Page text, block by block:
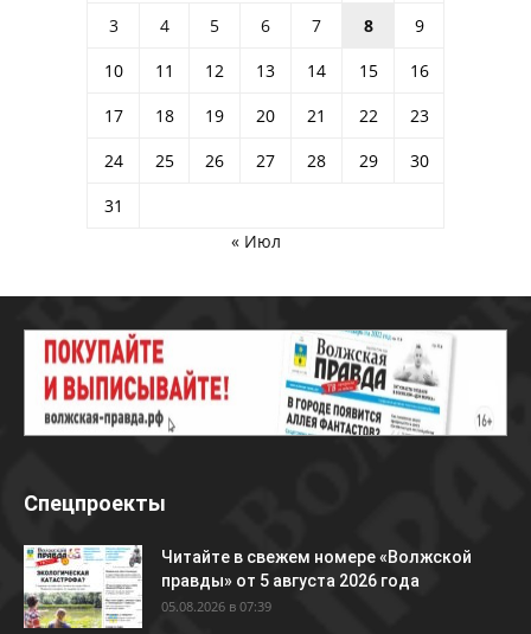
3
4 5 6 7 8
9
10
11 12 13 14 15
16
17
18 19 20 21 22
23
24
25 26 27 28 29
30
31
« Июл
Спецпроекты
Читайте в свежем номере «Волжской
правды» от 5 августа 2026 года
05.08.2026 в 07:39